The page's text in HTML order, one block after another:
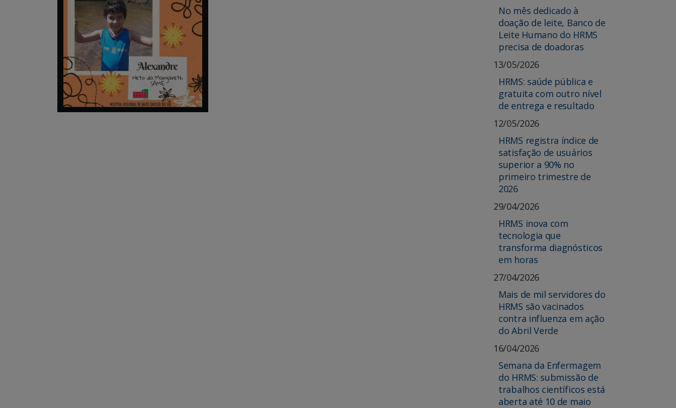
No mês dedicado à
doação de leite, Banco de
Leite Humano do HRMS
precisa de doadoras
13/05/2026
HRMS: saúde pública e
gratuita com outro nível
de entrega e resultado
12/05/2026
HRMS registra índice de
satisfação de usuários
superior a 90% no
primeiro trimestre de
2026
29/04/2026
HRMS inova com
tecnologia que
transforma diagnósticos
em horas
27/04/2026
Mais de mil servidores do
HRMS são vacinados
contra influenza em ação
do Abril Verde
16/04/2026
Semana da Enfermagem
do HRMS: submissão de
trabalhos científicos está
aberta até 10 de maio